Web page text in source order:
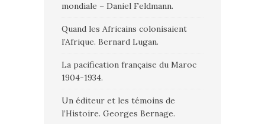
mondiale – Daniel Feldmann.
Quand les Africains colonisaient
l’Afrique. Bernard Lugan.
La pacification française du Maroc
1904-1934.
Un éditeur et les témoins de
l’Histoire. Georges Bernage.